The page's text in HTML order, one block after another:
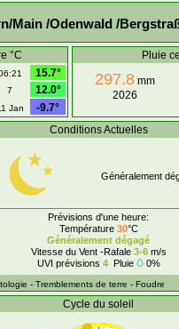
Main /Odenwald /
°C
15.7°
7
12.0°
Jan -9.7°
Pluie
297.8 mm
2026
Conditions Actuelles
Généralement
Prévisions d'une heure:
Température 30°C
Généralement dégagé
Vitesse du Vent -Rafale 3-6m/s
UVI prévisions 4Pluie 0%
- Tremblements de terre - Foudre
Cycle du soleil